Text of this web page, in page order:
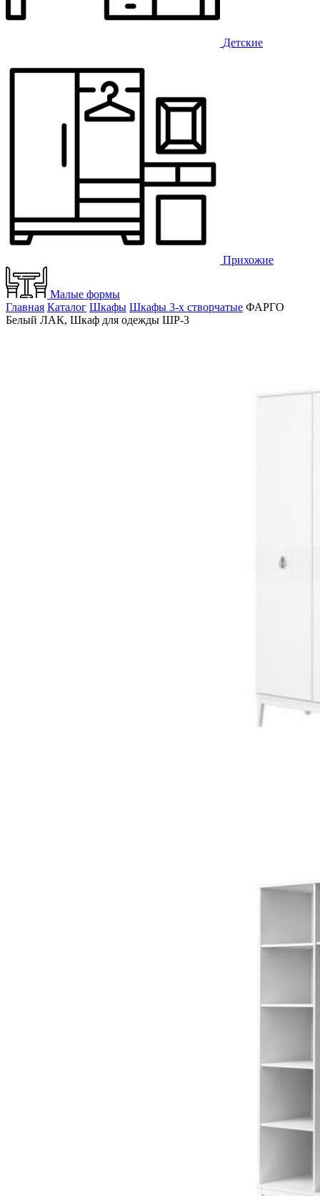
Детские
Прихожие
Малые формы
Главная Каталог Шкафы Шкафы 3-х створчатые ФАРГО
Белый ЛАК, Шкаф для одежды ШР-3